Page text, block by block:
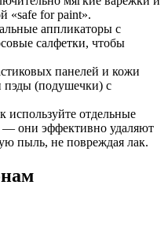
«safe for paint».
аппликаторы с
салфетки, чтобы
панелей и кожи
пэды (подушечки) с
используйте отдельные
— они эффективно удаляют
пыль, не повреждая лак.